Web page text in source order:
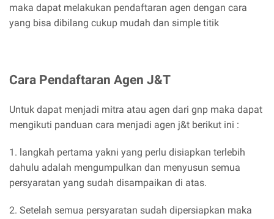
maka dapat melakukan pendaftaran agen dengan cara
yang bisa dibilang cukup mudah dan simple titik
Cara Pendaftaran Agen J&T
Untuk dapat menjadi mitra atau agen dari gnp maka dapat
mengikuti panduan cara menjadi agen j&t berikut ini :
1. langkah pertama yakni yang perlu disiapkan terlebih
dahulu adalah mengumpulkan dan menyusun semua
persyaratan yang sudah disampaikan di atas.
2. Setelah semua persyaratan sudah dipersiapkan maka